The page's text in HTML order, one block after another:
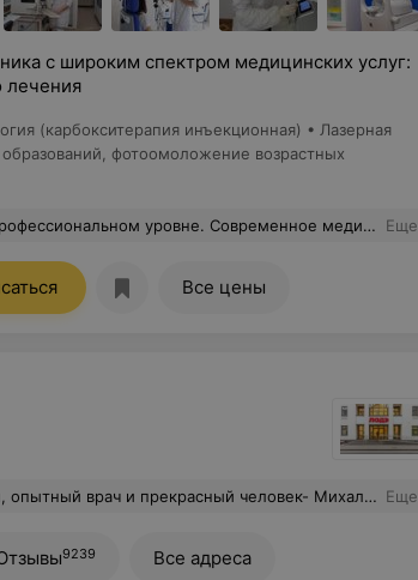
с широким спектром медицинских услуг:
лечения
(карбокситерапия инъекционная) • Лазерная
фотоомоложение возрастных
о прохождении курса обследования. Если возникнет необходимость ещё раз обратиться - несомненно, выберу данную клинику. И всем своим знакомым, друзьям обязательно порекомендую при необходимости обратиться за медицинской помощью в Гродненскую университетскую клинику. Еще
Все цены
и прекрасный человек- Михаловская Мария Геннадьевна! Еще
9239 Все адреса